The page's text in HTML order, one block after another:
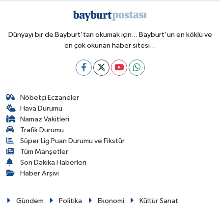
Dünyayı bir de Bayburt'tan okumak için... Bayburt'un en köklü ve
en çok okunan haber sitesi...
Nöbetçi Eczaneler
Hava Durumu
Namaz Vakitleri
Trafik Durumu
Süper Lig Puan Durumu ve Fikstür
Tüm Manşetler
Son Dakika Haberleri
Haber Arşivi
Gündem Politika Ekonomi Kültür Sanat